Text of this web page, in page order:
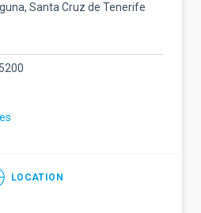
Santa Cruz de Tenerife
LOCATION